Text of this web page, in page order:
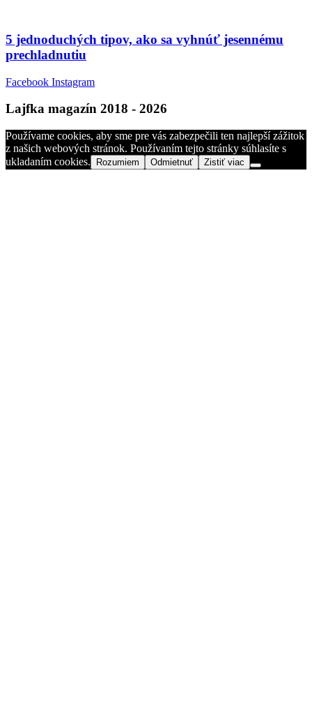
5 jednoduchých tipov, ako sa vyhnúť jesennému
prechladnutiu
Facebook Instagram
Lajfka magazín 2018 - 2026
Používame cookies, aby sme pre vás zabezpečili ten najlepší zážitok
z našich webových stránok. Používaním tejto stránky súhlasíte s
ukladaním cookies.
Rozumiem Odmietnuť Zistiť viac